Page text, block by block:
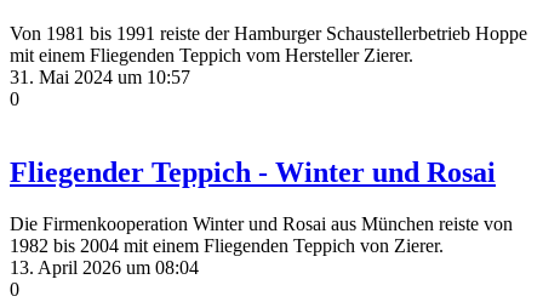
Von 1981 bis 1991 reiste der Hamburger Schaustellerbetrieb Hoppe
mit einem Fliegenden Teppich vom Hersteller Zierer.
31. Mai 2024 um 10:57
0
Fliegender Teppich - Winter und Rosai
Die Firmenkooperation Winter und Rosai aus München reiste von
1982 bis 2004 mit einem Fliegenden Teppich von Zierer.
13. April 2026 um 08:04
0